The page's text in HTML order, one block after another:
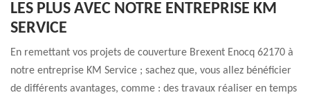
LES PLUS AVEC NOTRE ENTREPRISE KM
SERVICE
En remettant vos projets de couverture Brexent Enocq 62170 à
notre entreprise KM Service ; sachez que, vous allez bénéficier
de différents avantages, comme : des travaux réaliser en temps